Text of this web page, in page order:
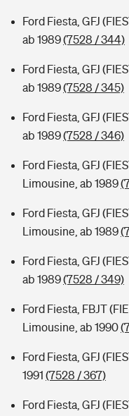
Ford Fiesta, GFJ
ab 1989(7528 / 344)
Ford Fiesta, GFJ
ab 1989(7528 / 345)
Ford Fiesta, GFJ
ab 1989(7528 / 346)
Ford Fiesta, GFJ
Limousine, ab 1989
Ford Fiesta, GFJ
Limousine, ab 1989
Ford Fiesta, GFJ
ab 1989(7528 / 349)
Ford Fiesta, FBJT
Limousine, ab 1990
Ford Fiesta, GFJ
1991 (7528 / 367)
Ford Fiesta, GFJ